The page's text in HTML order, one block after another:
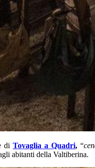
diTovaglia a Quadri,“
abitanti della Valtiberina.